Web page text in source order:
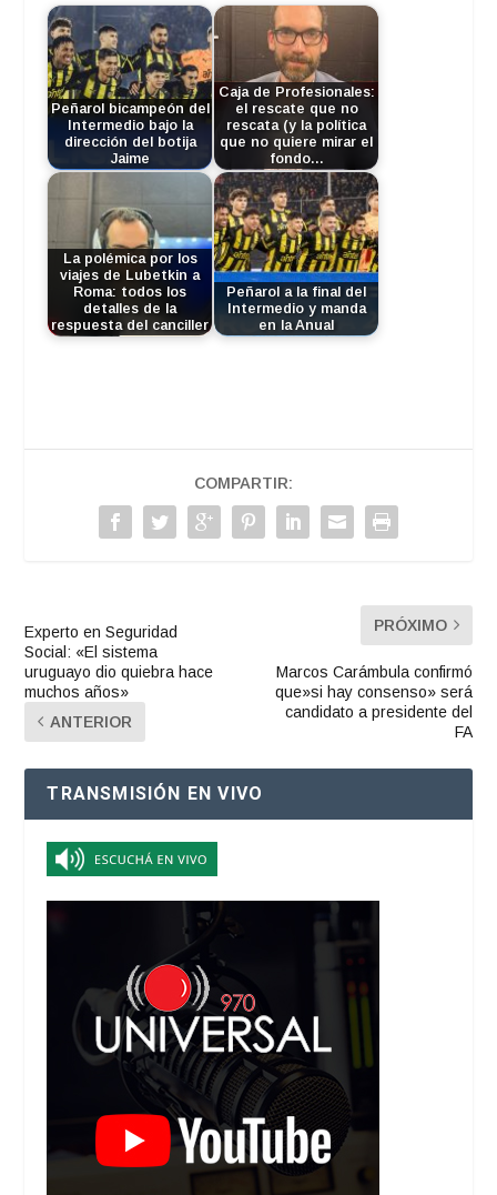
Peñarol bicampeón del
Intermedio bajo la
dirección del botija
Jaime
Caja de Profesionales:
el rescate que no
rescata (y la política
que no quiere mirar el
fondo…
La polémica por los
viajes de Lubetkin a
Roma: todos los
detalles de la
respuesta del canciller
Peñarol a la final del
Intermedio y manda
en la Anual
COMPARTIR:
Experto en Seguridad
Social: «El sistema
uruguayo dio quiebra hace
muchos años»
ANTERIOR
PRÓXIMO
Marcos Carámbula confirmó
que»si hay consenso» será
candidato a presidente del
FA
TRANSMISIÓN EN VIVO